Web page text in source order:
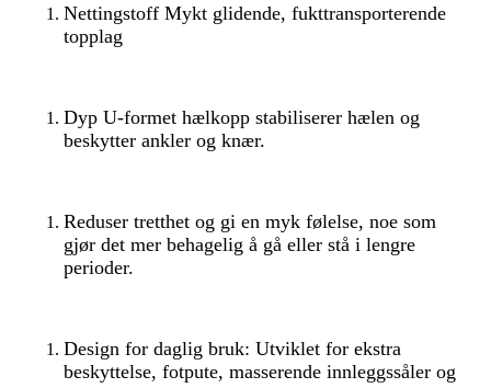
Nettingstoff Mykt glidende, fukttransporterende
topplag
Dyp U-formet hælkopp stabiliserer hælen og
beskytter ankler og knær.
Reduser tretthet og gi en myk følelse, noe som
gjør det mer behagelig å gå eller stå i lengre
perioder.
Design for daglig bruk: Utviklet for ekstra
beskyttelse, fotpute, masserende innleggssåler og